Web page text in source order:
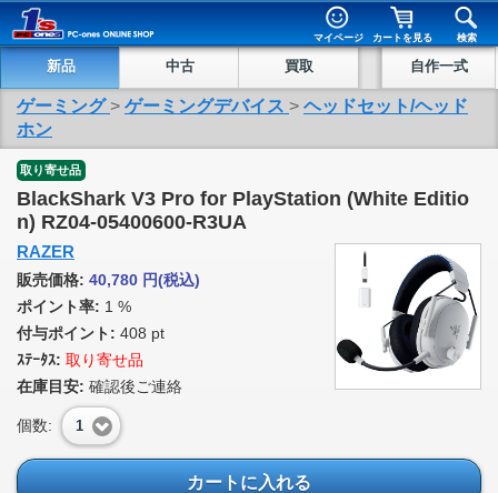
マイページ カートを見る 検索
新品 中古 買取 自作一式
ゲーミング > ゲーミングデバイス > ヘッドセット/ヘッド
ホン
取り寄せ品
BlackShark V3 Pro for PlayStation (White Editio
n) RZ04-05400600-R3UA
RAZER
販売価格: 40,780 円(税込)
ポイント率: 1 %
付与ポイント: 408 pt
ｽﾃｰﾀｽ: 取り寄せ品
在庫目安: 確認後ご連絡
個数: 1
カートに入れる